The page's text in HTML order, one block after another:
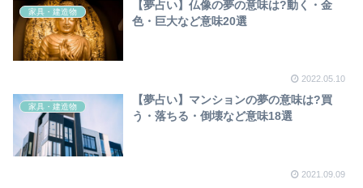
家具・建造物
【夢占い】仏像の夢の意味は?動く・金
色・巨大など意味20選
2022.05.10
家具・建造物
【夢占い】マンションの夢の意味は?買
う・落ちる・倒壊など意味18選
2021.09.09